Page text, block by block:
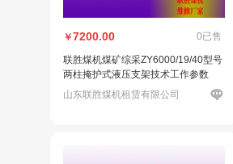
￥7200.00 0已售
联胜煤机煤矿综采ZY6000/19/40型号
两柱掩护式液压支架技术工作参数
山东联胜煤机租赁有限公司